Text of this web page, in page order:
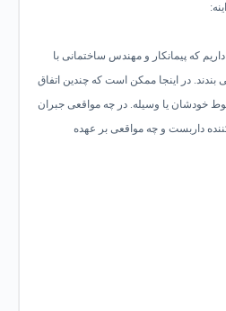
که پیمانکار و مهندس ساختمانی با
در اینجا ممکن است که چندین اتفاق
خودشان یا وسیله. در چه مواقعی جبران
داربست و چه مواقعی بر عهده